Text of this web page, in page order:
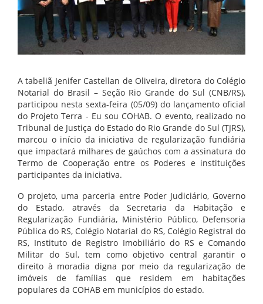
A tabeliã Jenifer Castellan de Oliveira, diretora do Colégio
Notarial do Brasil – Seção Rio Grande do Sul (CNB/RS),
participou nesta sexta-feira (05/09) do lançamento oficial
do Projeto Terra - Eu sou COHAB. O evento, realizado no
Tribunal de Justiça do Estado do Rio Grande do Sul (TJRS),
marcou o início da iniciativa de regularização fundiária
que impactará milhares de gaúchos com a assinatura do
Termo de Cooperação entre os Poderes e instituições
participantes da iniciativa.
O projeto, uma parceria entre Poder Judiciário, Governo
do Estado, através da Secretaria da Habitação e
Regularização Fundiária, Ministério Público, Defensoria
Pública do RS, Colégio Notarial do RS, Colégio Registral do
RS, Instituto de Registro Imobiliário do RS e Comando
Militar do Sul, tem como objetivo central garantir o
direito à moradia digna por meio da regularização de
imóveis de famílias que residem em habitações
populares da COHAB em municípios do estado.